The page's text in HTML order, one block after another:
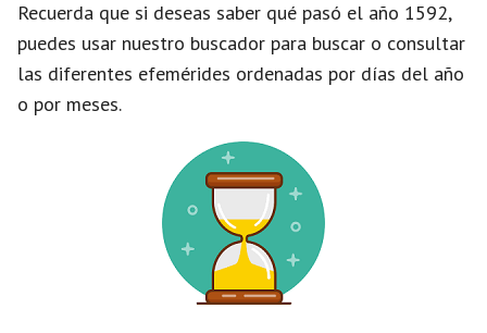
Recuerda que si deseas saber qué pasó el año 1592,
puedes usar nuestro buscador para buscar o consultar
las diferentes efemérides ordenadas por días del año
o por meses.